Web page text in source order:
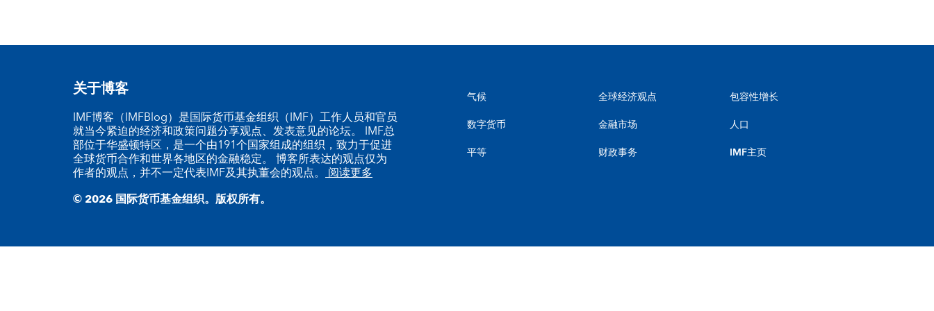
关于博客
IMF博客（IMFBlog）是国际货币基金组织（IMF）工作人员和官员
就当今紧迫的经济和政策问题分享观点、发表意见的论坛。 IMF总
部位于华盛顿特区，是一个由191个国家组成的组织，致力于促进
全球货币合作和世界各地区的金融稳定。 博客所表达的观点仅为
作者的观点，并不一定代表IMF及其执董会的观点。 阅读更多
气候
数字货币
平等
全球经济观点
金融市场
财政事务
包容性增长
人口
IMF主页
© 2026 国际货币基金组织。版权所有。